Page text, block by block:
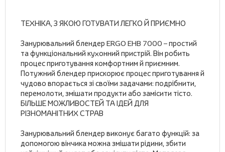
ТЕХНІКА, З ЯКОЮ ГОТУВАТИ ЛЕГКО Й ПРИЄМНО
Занурювальний блендер ERGO EHB 7000 – простий
та функціональний кухонний пристрій. Він робить
процес приготування комфортним й приємним.
Потужний блендер прискорює процес приготування й
чудово впорається зі своїми задачами: подрібнити,
перемолоти, змішати продукти або замісити тісто.
БІЛЬШЕ МОЖЛИВОСТЕЙ ТА ІДЕЙ ДЛЯ
РІЗНОМАНІТНИХ СТРАВ
Занурювальний блендер виконує багато функцій: за
допомогою вінчика можна змішати рідини, збити